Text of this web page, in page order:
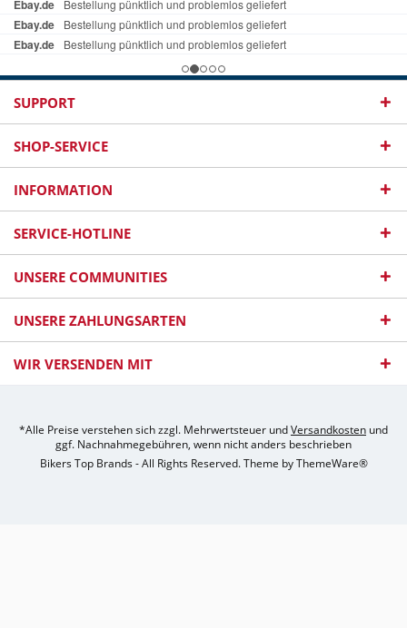
SUPPORT
SHOP-SERVICE
INFORMATION
SERVICE-HOTLINE
UNSERE COMMUNITIES
UNSERE ZAHLUNGSARTEN
WIR VERSENDEN MIT
*Alle Preise verstehen sich zzgl. Mehrwertsteuer undVersandkosten und
ggf. Nachnahmegebühren, wenn nicht anders beschrieben
Bikers Top Brands - All Rights Reserved. Theme byThemeWare®